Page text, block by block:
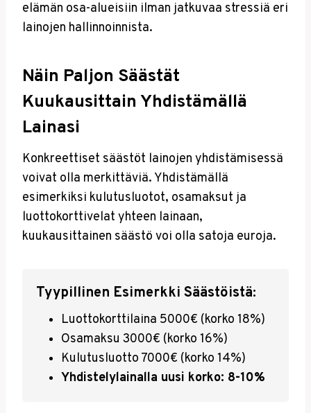
elämän osa-alueisiin ilman jatkuvaa stressiä eri
lainojen hallinnoinnista.
Näin Paljon Säästät
Kuukausittain Yhdistämällä
Lainasi
Konkreettiset säästöt lainojen yhdistämisessä
voivat olla merkittäviä. Yhdistämällä
esimerkiksi kulutusluotot, osamaksut ja
luottokorttivelat yhteen lainaan,
kuukausittainen säästö voi olla satoja euroja.
Tyypillinen Esimerkki Säästöistä:
Luottokorttilaina 5000€ (korko 18%)
Osamaksu 3000€ (korko 16%)
Kulutusluotto 7000€ (korko 14%)
Yhdistelylainalla uusi korko: 8-10%